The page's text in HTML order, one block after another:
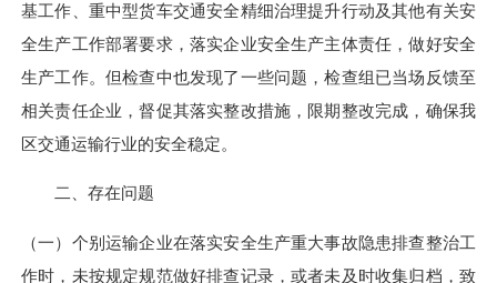
基工作、重中型货车交通安全精细治理提升行动及其他有关安
全生产工作部署要求，落实企业安全生产主体责任，做好安全
生产工作。但检查中也发现了一些问题，检查组已当场反馈至
相关责任企业，督促其落实整改措施，限期整改完成，确保我
区交通运输行业的安全稳定。
二、存在问题
（一）个别运输企业在落实安全生产重大事故隐患排查整治工
作时，未按规定规范做好排查记录，或者未及时收集归档，致